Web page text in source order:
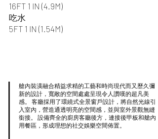
16FT 1 IN (4.9M)
吃水
5FT 1 IN (1.54M)
艙內裝潢融合精益求精的工藝和時尚現代而又歷久彌
新的設計，寬敞的空間處處呈現令人讚嘆的超凡美
感。 客廳採用了環繞式全景窗戶設計，將自然光線引
入室內，營造通透明亮的空間感，並與室外景觀無縫
銜接。 設備齊全的廚房客廳後方，連接後甲板和艙內
用餐區，形成理想的社交娛樂空間佈置。